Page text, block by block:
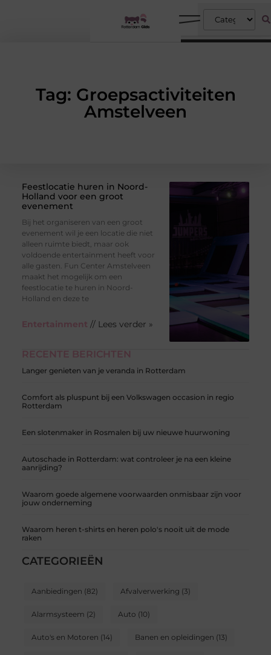
Tag: Groepsactiviteiten
Amstelveen
RECENTE BERICHTEN
Langer genieten van je veranda in Rotterdam
Comfort als pluspunt bij een Volkswagen occasion in regio
Rotterdam
Een slotenmaker in Rosmalen bij uw nieuwe huurwoning
Autoschade in Rotterdam: wat controleer je na een kleine
aanrijding?
Waarom goede algemene voorwaarden onmisbaar zijn voor
jouw onderneming
Waarom heren t-shirts en heren polo's nooit uit de mode
raken
CATEGORIEËN
Aanbiedingen (82) Afvalverwerking (3)
Alarmsysteem (2) Auto (10)
Auto's en Motoren (14) Banen en opleidingen (13)
Feestlocatie huren in Noord-
Holland voor een groot
evenement
Bij het organiseren van een groot
evenement wil je een locatie die niet
alleen ruimte biedt, maar ook
voldoende entertainment heeft voor
alle gasten. Fun Center Amstelveen
maakt het mogelijk om een
feestlocatie te huren in Noord-
Holland en deze te
Entertainment // Lees verder »